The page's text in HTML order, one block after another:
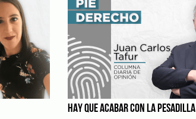
HAY QUE ACABAR CON LA PESADILLA